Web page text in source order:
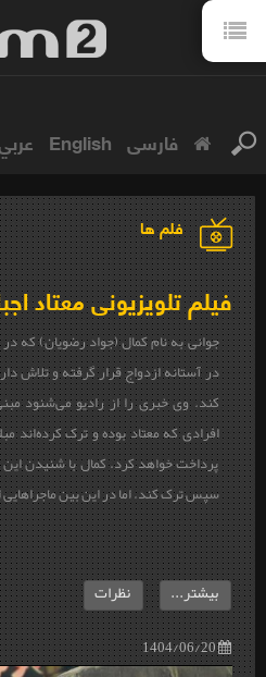
فارسی English
فلم ها
فیلم تلویزیونی معتاد
جوانی به نام کمال (جواد رضویان) که
در آستانه ازدواج قرار گرفته و تلاش
کند. وی خبری را از رادیو می‌شنود
افرادی که معتاد بوده و ترک کرده‌اند
پرداخت خواهد کرد. کمال با شنیدن
سپس ترک کند. اما در این بین
1404/06/20
بیشتر... نظرات